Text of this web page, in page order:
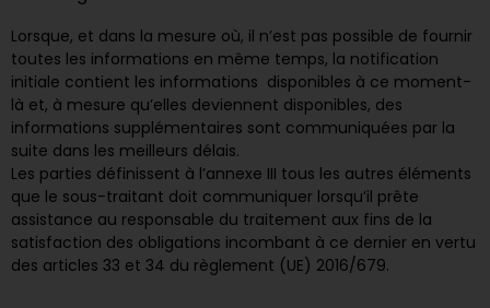
Lorsque, et dans la mesure où, il n’est pas possible de fournir
toutes les informations en même temps, la notification
initiale contient les informations disponibles à ce moment-
là et, à mesure qu’elles deviennent disponibles, des
informations supplémentaires sont communiquées par la
suite dans les meilleurs délais.
Les parties définissent à l’annexe III tous les autres éléments
que le sous-traitant doit communiquer lorsqu’il prête
assistance au responsable du traitement aux fins de la
satisfaction des obligations incombant à ce dernier en vertu
des articles 33 et 34 du règlement (UE) 2016/679.